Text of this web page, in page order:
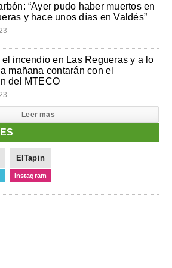
“Ayer pudo haber muertos en
y hace unos días en Valdés”
incendio en Las Regueras y a lo
mañana contarán con el
del MTECO
Leer mas
ElTapin
Instagram